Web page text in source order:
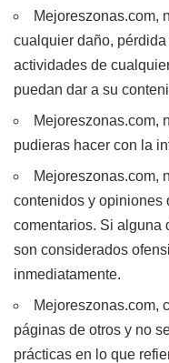
Mejoreszonas.com,
cualquier daño,
actividades de
puedan dar a su
Mejoreszonas.com,
pudieras hacer con la
Mejoreszonas.com,
contenidos y opiniones
comentarios. Si alguna
son considerados
inmediatamente.
Mejoreszonas.com,
páginas de otros y no
prácticas en lo que